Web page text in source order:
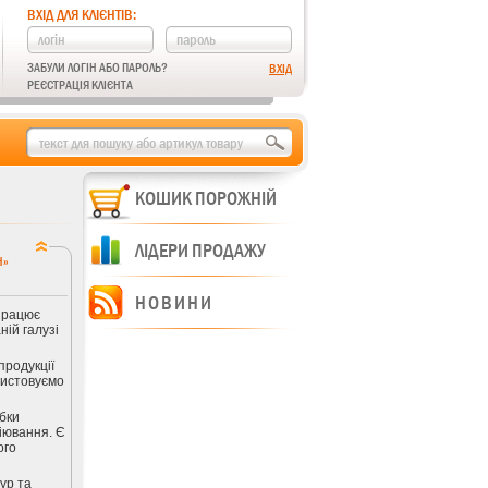
ВХІД ДЛЯ КЛІЄНТІВ:
ЗАБУЛИ ЛОГІН АБО ПАРОЛЬ?
РЕЄСТРАЦІЯ КЛІЄНТА
галузі
Є
та
КОШИК ПОРОЖНІЙ
ЛІДЕРИ ПРОДАЖУ
НОВИНИ